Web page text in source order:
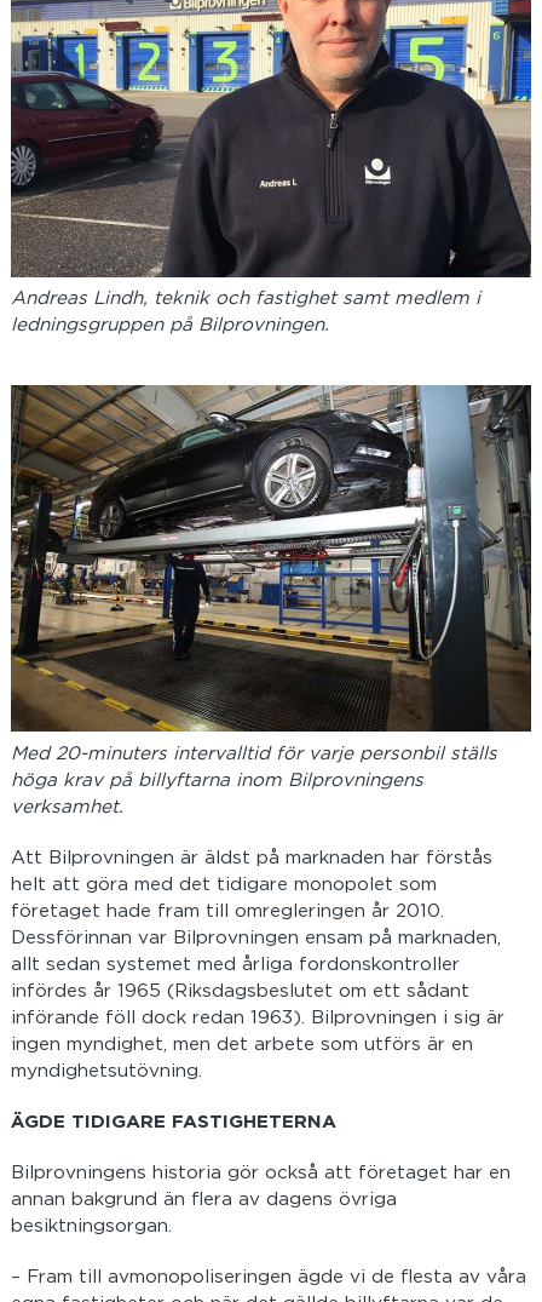
Andreas Lindh, teknik och fastighet samt medlem i
ledningsgruppen på Bilprovningen.
Med 20-minuters intervalltid för varje personbil ställs
höga krav på billyftarna inom Bilprovningens
verksamhet.
Att Bilprovningen är äldst på marknaden har förstås
helt att göra med det tidigare monopolet som
företaget hade fram till omregleringen år 2010.
Dessförinnan var Bilprovningen ensam på marknaden,
allt sedan systemet med årliga fordonskontroller
infördes år 1965 (Riksdagsbeslutet om ett sådant
införande föll dock redan 1963). Bilprovningen i sig är
ingen myndighet, men det arbete som utförs är en
myndighetsutövning.
ÄGDE TIDIGARE FASTIGHETERNA
Bilprovningens historia gör också att företaget har en
annan bakgrund än flera av dagens övriga
besiktningsorgan.
– Fram till avmonopoliseringen ägde vi de flesta av våra